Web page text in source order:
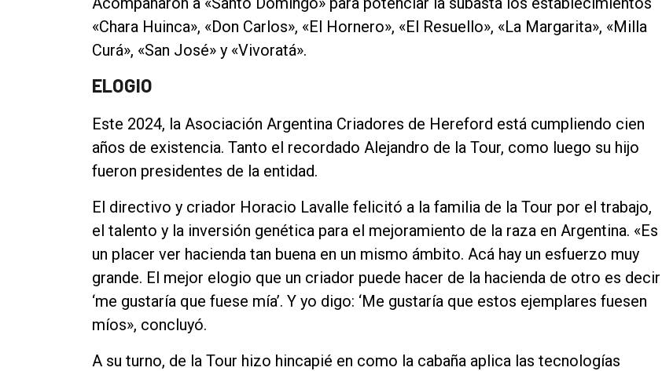
«Chara Huinca», «Don Carlos», «El Hornero», «El Resuello», «La Margarita», «Milla
Curá», «San José» y «Vivoratá».
ELOGIO
Este 2024, la Asociación Argentina Criadores de Hereford está cumpliendo cien
años de existencia. Tanto el recordado Alejandro de la Tour, como luego su hijo
fueron presidentes de la entidad.
El directivo y criador Horacio Lavalle felicitó a la familia de la Tour por el trabajo,
el talento y la inversión genética para el mejoramiento de la raza en Argentina. «Es
un placer ver hacienda tan buena en un mismo ámbito. Acá hay un esfuerzo muy
grande. El mejor elogio que un criador puede hacer de la hacienda de otro es decir
‘me gustaría que fuese mía’. Y yo digo: ‘Me gustaría que estos ejemplares fuesen
míos», concluyó.
A su turno, de la Tour hizo hincapié en como la cabaña aplica las tecnologías